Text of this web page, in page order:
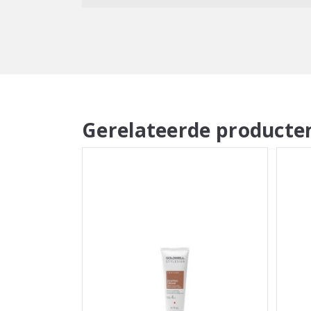
Gerelateerde